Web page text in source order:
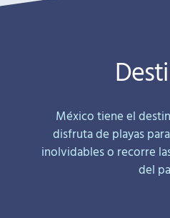
México tiene el
disfruta de playas
inolvidables o recorre
del